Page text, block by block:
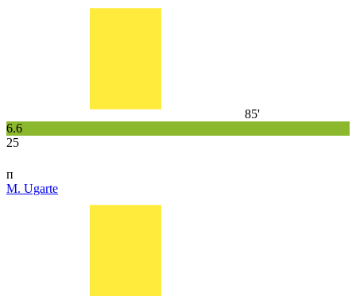
85'
6.6
25
п
M. Ugarte